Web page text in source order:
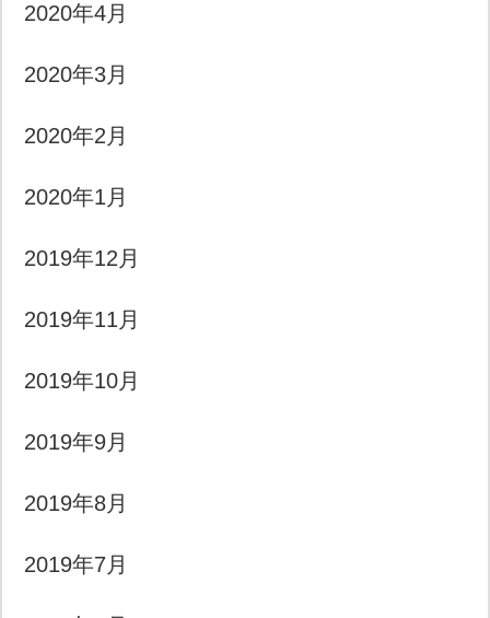
2020年4月
2020年3月
2020年2月
2020年1月
2019年12月
2019年11月
2019年10月
2019年9月
2019年8月
2019年7月